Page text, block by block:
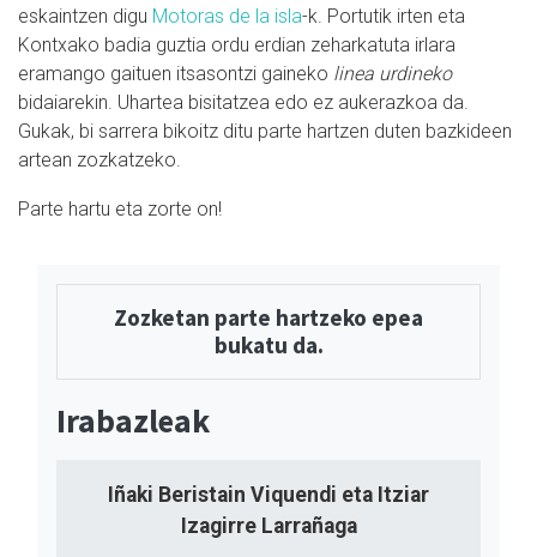
eskaintzen digu Motoras de la isla-k. Portutik irten eta
Kontxako badia guztia ordu erdian zeharkatuta irlara
eramango gaituen itsasontzi gaineko linea urdineko
bidaiarekin. Uhartea bisitatzea edo ez aukerazkoa da.
Gukak, bi sarrera bikoitz ditu parte hartzen duten bazkideen
artean zozkatzeko.
Parte hartu eta zorte on!
Zozketan parte hartzeko epea
bukatu da.
Irabazleak
Iñaki Beristain Viquendi eta Itziar
Izagirre Larrañaga